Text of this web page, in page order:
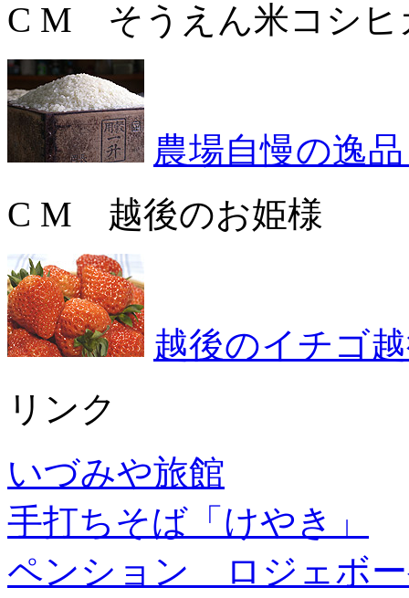
C M そうえん米コシヒ
農場自慢の逸
C M 越後のお姫様
越後のイチゴ
リンク
いづみや旅館
手打ちそば「けやき」
ペンション ロジェボ